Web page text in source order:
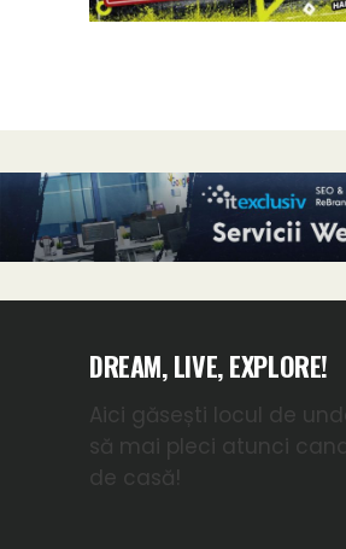
DREAM, LIVE, EXPLORE!
Aici găsești locul de
să mai pleci atunci
de casă!